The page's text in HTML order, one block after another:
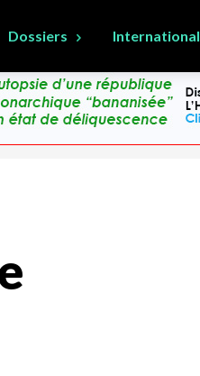
Dossiers International